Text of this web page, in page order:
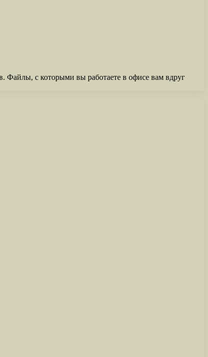
Файлы, с которыми вы работаете в офисе вам вдруг